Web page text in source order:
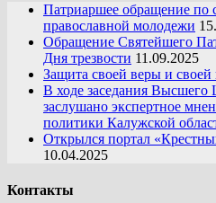
Патриаршее обращение по
православной молодежи
Обращение Святейшего
Дня трезвости 11.09.2025
Защита своей веры и своей
В ходе заседания Высшего
заслушано экспертное
политики Калужской
Открылся портал
10.04.2025
Контакты